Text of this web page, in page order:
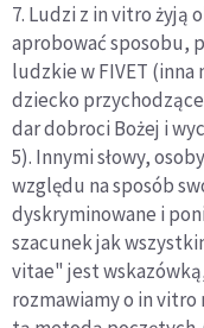
7. Ludzi z in vitro żyją
aprobować sposobu,
ludzkie w FIVET
dziecko
dar dobroci Bożej i
5). Innymi słowy,
względu na sposób
dyskryminowane i
szacunek jak
vitae" jest
rozmawiamy o in